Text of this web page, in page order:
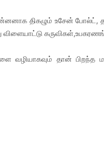
திகழும் உசேன் போல்ட்,
வழியாகவும் தான் பிறந்த